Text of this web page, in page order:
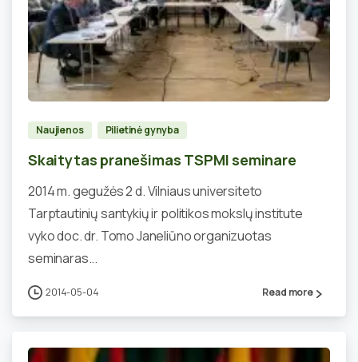
0
Naujienos Pilietinė gynyba
Skaitytas pranešimas TSPMI seminare
2014 m. gegužės 2 d. Vilniaus universiteto
Tarptautinių santykių ir politikos mokslų institute
vyko doc. dr. Tomo Janeliūno organizuotas
seminaras...
2014-05-04 Read more